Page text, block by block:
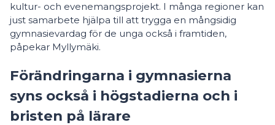
kultur- och evenemangsprojekt. I många regioner kan
just samarbete hjälpa till att trygga en mångsidig
gymnasievardag för de unga också i framtiden,
påpekar Myllymäki.
Förändringarna i gymnasierna
syns också i högstadierna och i
bristen på lärare